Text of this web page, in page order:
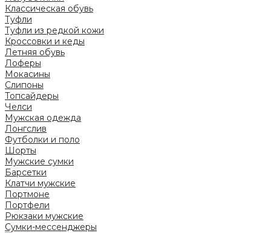
Классическая обувь
Туфли
Туфли из редкой кожи
Кроссовки и кеды
Летняя обувь
Лоферы
Мокасины
Слипоны
Топсайдеры
Челси
Мужская одежда
Лонгслив
Футболки и поло
Шорты
Мужские сумки
Барсетки
Клатчи мужские
Портмоне
Портфели
Рюкзаки мужские
Сумки-мессенджеры